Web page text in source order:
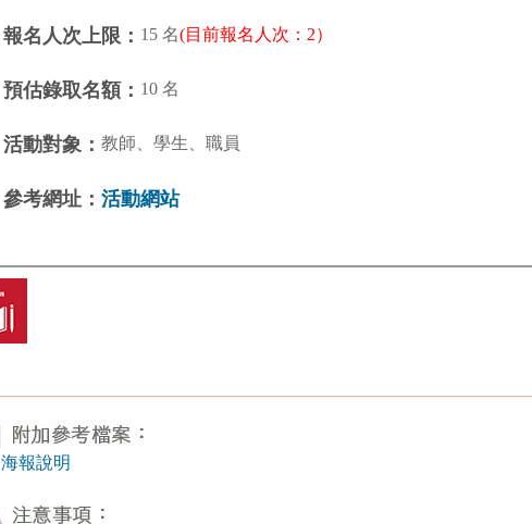
報名人次上限： 15 名(目前報名人次：2）
預估錄取名額： 10 名
活動對象： 教師、學生、職員
參考網址： 活動網站
海報說明